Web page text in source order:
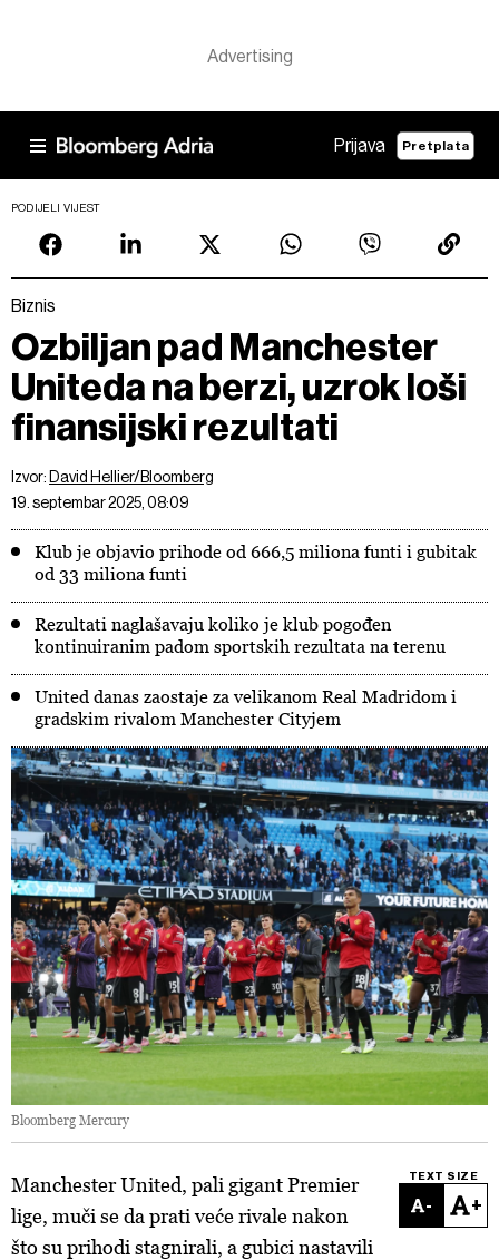
Prijava Pretplata
PODIJELI VIJEST
Biznis
Ozbiljan pad Manchester
Uniteda na berzi, uzrok loši
finansijski rezultati
Izvor: David Hellier/Bloomberg
19. septembar 2025, 08:09
Klub je objavio prihode od 666,5 miliona funti i gubitak
od 33 miliona funti
Rezultati naglašavaju koliko je klub pogođen
kontinuiranim padom sportskih rezultata na terenu
United danas zaostaje za velikanom Real Madridom i
gradskim rivalom Manchester Cityjem
Bloomberg Mercury
TEXT SIZE
- +
Manchester United, pali gigant Premier
lige, muči se da prati veće rivale nakon
što su prihodi stagnirali, a gubici nastavili